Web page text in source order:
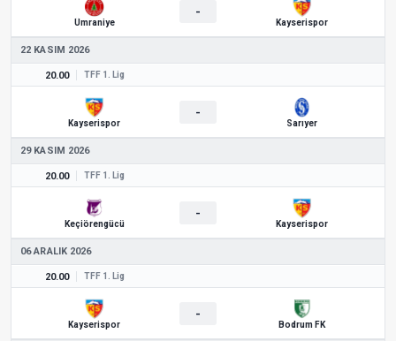
Ümraniye
-
Kayserispor
22 KASIM 2026
20.00 TFF 1. Lig
Kayserispor
-
Sarıyer
29 KASIM 2026
20.00 TFF 1. Lig
Keçiörengücü
-
Kayserispor
06 ARALIK 2026
20.00 TFF 1. Lig
Kayserispor
-
Bodrum FK